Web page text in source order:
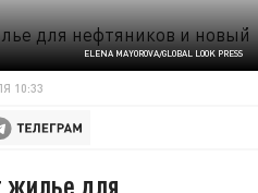
ELENA MAYOROVA/GLOBAL LOOK PRESS
10:33
жилье для